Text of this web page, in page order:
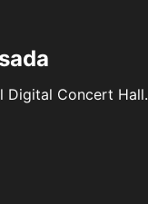
Digital Concert Hall.